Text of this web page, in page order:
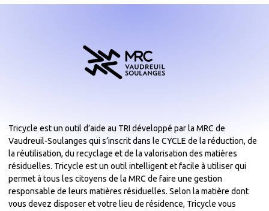
Tricycle est un outil d’aide au TRI développé par la MRC de
Vaudreuil-Soulanges qui s’inscrit dans le CYCLE de la réduction, de
la réutilisation, du recyclage et de la valorisation des matières
résiduelles. Tricycle est un outil intelligent et facile à utiliser qui
permet à tous les citoyens de la MRC de faire une gestion
responsable de leurs matières résiduelles. Selon la matière dont
vous devez disposer et votre lieu de résidence, Tricycle vous